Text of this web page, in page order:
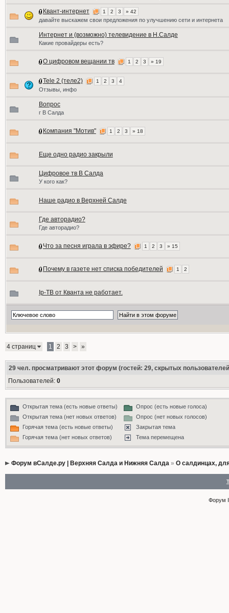
Квант-интернет 1 2 3 » 42
давайте выскажем свои предложения по улучшению сети и интернета
Интернет и (возможно) телевидение в Н.Салде
Какие провайдеры есть?
О цифровом вещании тв 1 2 3 » 19
Tele 2 (теле2) 1 2 3 4
Отзывы, инфо
Вопрос
г В Салда
Компания "Мотив" 1 2 3 » 18
Еще одно радио закрыли
Цифровое тв В Салда
У кого как?
Наше радио в Верхней Салде
Где авторадио?
Где авторадио?
Что за песня играла в эфире? 1 2 3 » 15
Почему в газете нет списка победителей 1 2
Ip-ТВ от Кванта не работает.
4 страниц 1 2 3 > »
29чел. просматривают этот форум (гостей: 29, скрытых
Пользователей: 0
Открытая тема (есть новые ответы)
Открытая тема (нет новых ответов)
Горячая тема (есть новые ответы)
Горячая тема (нет новых ответов)
Опрос (есть новые голоса)
Опрос (нет новых голосов)
Закрытая тема
Тема перемещена
Форум вСалде.ру | Верхняя Салда и Нижняя Салда» О салдинцах,
Форум